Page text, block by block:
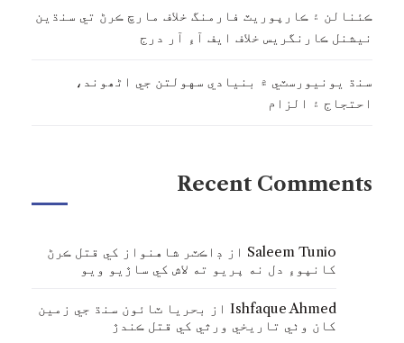
ڪئنالن ۽ ڪارپوريٽ فارمنگ خلاف مارچ ڪرڻ تي سنڌين
نيشنل ڪارنگريس خلاف ايف آءِ آر درج
سنڌ يونيورسٽي ۾ بنيادي سهولتن جي اڻھوند،
احتجاج ۽ الزام
Recent Comments
Saleem Tunio از ڊاڪٽر شاهنواز کي قتل ڪرڻ
کانپوءِ دل نه ڀريو ته لاش کي ساڙيو ويو
Ishfaque Ahmed از
بحريا ٽائون سنڌ جي زمين
کان وٺي تاريخي ورثي کي قتل ڪندڙ